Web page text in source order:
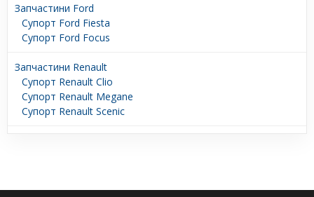
Запчастини Ford
Супорт Ford Fiesta
Супорт Ford Focus
Запчастини Renault
Супорт Renault Clio
Супорт Renault Megane
Супорт Renault Scenic